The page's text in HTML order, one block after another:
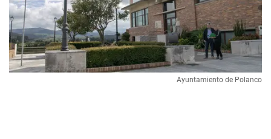
Ayuntamiento de Polanco